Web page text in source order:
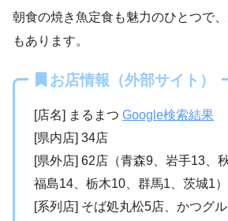
朝食の焼き魚定食も魅力のひとつで
もあります。
お店情報（外部サイト）
[店名] まるまつ Google検索結果
[県内店] 34店
[県外店] 62店（青森9、岩手13、
福島14、栃木10、群馬1、茨城1）
[系列店] そば処丸松5店、かつグ